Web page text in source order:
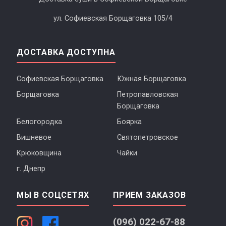
ул. Софиевская Борщаговка 105/4
ДОСТАВКА ДОСТУПНА
Софиевская Борщаговка
Южная Борщаговка
Борщаговка
Петропавловская
Борщаговка
Белогородка
Боярка
Вишневое
Святопетровское
Крюковщина
Чайки
г. Днепр
МЫ В СОЦСЕТЯХ ПРИЕМ ЗАКАЗОВ
(096) 022-67-88